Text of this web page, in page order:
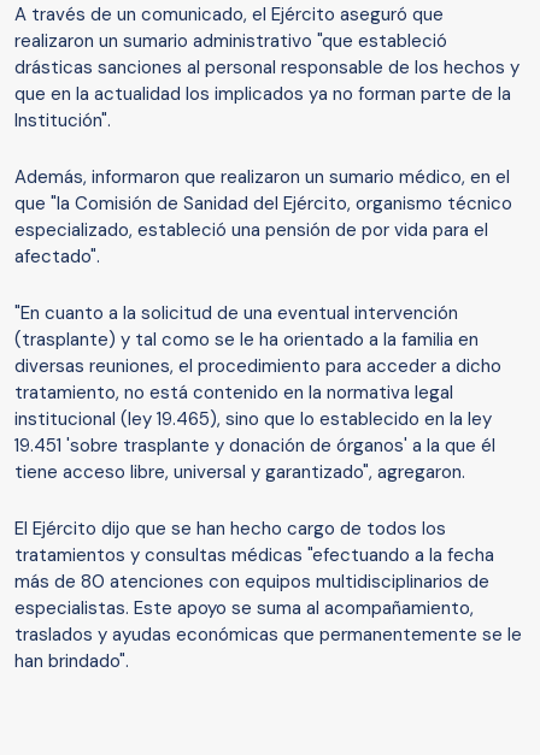
A través de un comunicado, el Ejército aseguró que
realizaron un sumario administrativo "que estableció
drásticas sanciones al personal responsable de los hechos y
que en la actualidad los implicados ya no forman parte de la
Institución".
Además, informaron que realizaron un sumario médico, en el
que "la Comisión de Sanidad del Ejército, organismo técnico
especializado, estableció una pensión de por vida para el
afectado".
"En cuanto a la solicitud de una eventual intervención
(trasplante) y tal como se le ha orientado a la familia en
diversas reuniones, el procedimiento para acceder a dicho
tratamiento, no está contenido en la normativa legal
institucional (ley 19.465), sino que lo establecido en la ley
19.451 'sobre trasplante y donación de órganos' a la que él
tiene acceso libre, universal y garantizado", agregaron.
El Ejército dijo que se han hecho cargo de todos los
tratamientos y consultas médicas "efectuando a la fecha
más de 80 atenciones con equipos multidisciplinarios de
especialistas. Este apoyo se suma al acompañamiento,
traslados y ayudas económicas que permanentemente se le
han brindado".